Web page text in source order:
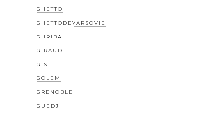
GHETTO
GHETTODEVARSOVIE
GHRIBA
GIRAUD
GISTI
GOLEM
GRENOBLE
GUEDJ